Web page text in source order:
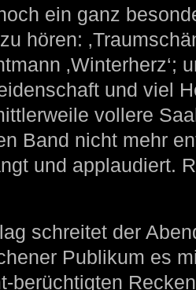
ein ganz
hören:
‚Winterherz‘;
und viel
vollere
Band nicht mehr
und applaudiert.
schreitet der
Publikum es
berüchtigten